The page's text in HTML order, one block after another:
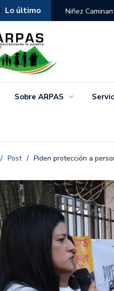
Lo último Niñez
Sobre ARPAS
/ Post / Piden protección a